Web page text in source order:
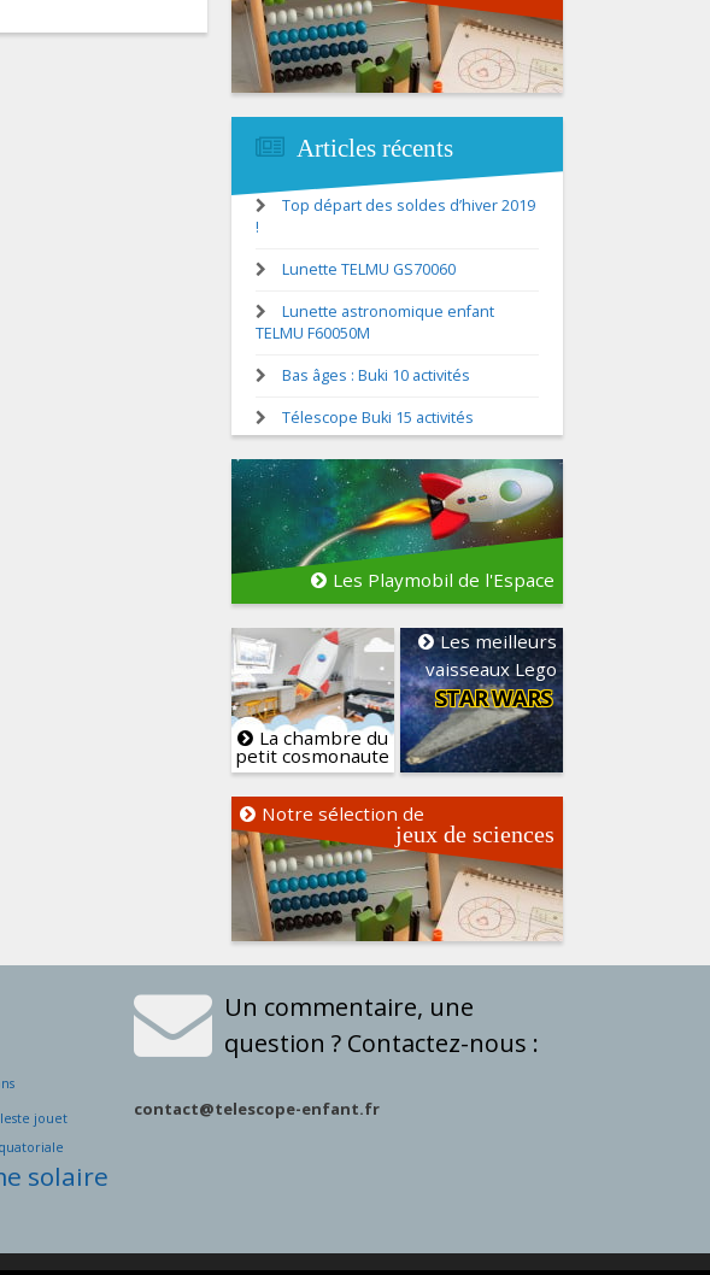
Articles récents
Top départ des soldes d’hiver 2019
!
Lunette TELMU GS70060
Lunette astronomique enfant
TELMU F60050M
Bas âges : Buki 10 activités
Télescope Buki 15 activités
Les Playmobil de l'Espace
La chambre du
petit cosmonaute
Les meilleurs
vaisseaux Lego
STAR WARS
Notre sélection de
jeux de sciences
jouet
solaire
Un commentaire, une
question ? Contactez-nous :
contact@telescope-enfant.fr